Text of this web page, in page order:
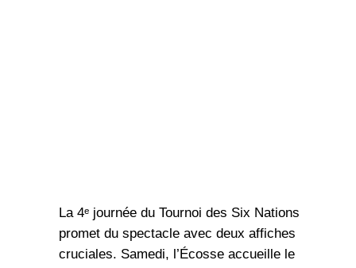
La 4ᵉ journée du Tournoi des Six Nations
promet du spectacle avec deux affiches
cruciales. Samedi, l’Écosse accueille le